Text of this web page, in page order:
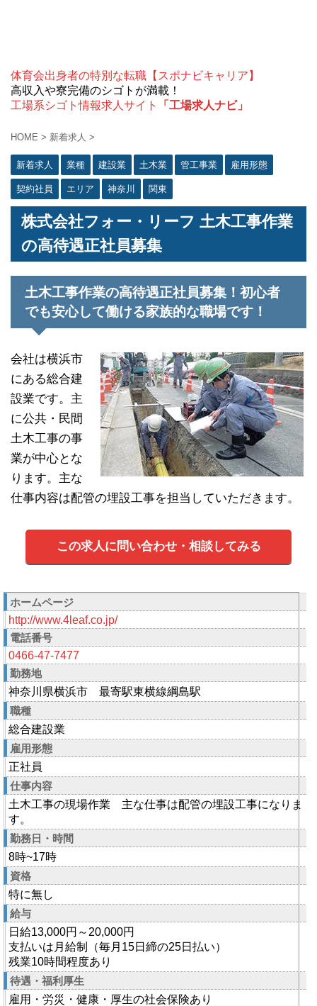
体育会出身者の特別な転職【スポナビキャリア】
高収入や寮完備のシゴトが満載！
工場系シゴト情報求人サイト
「工場求人ナビ」
HOME > 新着求人 >
新着求人 業種 建設業 土木業 管工事業 雇用形態
契約社員 エリア 神奈川 関東
株式会社フォー・リーフ 土木工事作業
の高待遇正社員募集
土木工事作業の高待遇正社員募集！初心者
でも安心して働ける家族的な職場です！
会社は横浜市
にある総合建
設業です。主
に公共・民間
土木工事の事
業が中心とな
ります。主な
仕事内容は配管の埋設工事を担当していただきます。
この求人に問い合わせ・相談してみる
ホームページ
http://www.4leaf.co.jp/
電話番号
0466-47-7477
勤務地
神奈川県横浜市 最寄駅東横線綱島駅
職種
総合建設業
雇用形態
正社員
仕事内容
土木工事の現場作業 主な仕事は配管の埋設工事になりま
す。
勤務日・時間
8時~17時
資格
特に無し
給与
日給13,000円～20,000円
支払いは月給制（毎月15日締の25日払い）
残業10時間程度あり
待遇・福利厚生
雇用・労災・健康・厚生の社会保険あり